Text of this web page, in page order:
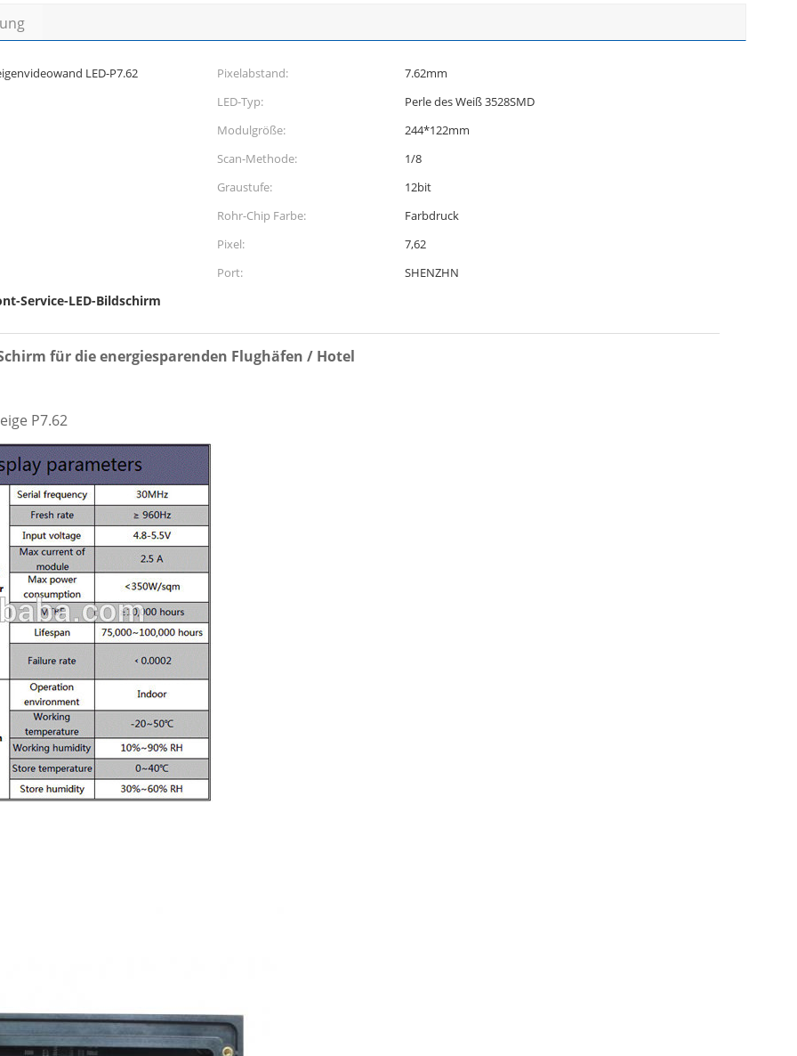
LED-P7.62 Pixelabstand:
7.62mm
LED-Typ:
Perle des Weiß 3528SMD
Modulgröße:
244*122mm
Scan-Methode:
1/8
Graustufe:
12bit
Rohr-Chip Farbe:
Farbdruck
Pixel:
7,62
Port:
SHENZHN
Service-LED-Bildschirm
für die energiesparenden Flughäfen / Hotel
P7.62